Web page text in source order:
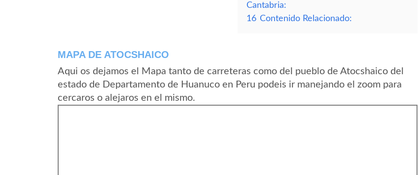
Cantabria:
16 Contenido Relacionado:
MAPA DE ATOCSHAICO
Aqui os dejamos el Mapa tanto de carreteras como del pueblo de Atocshaico del
estado de Departamento de Huanuco en Peru podeis ir manejando el zoom para
cercaros o alejaros en el mismo.